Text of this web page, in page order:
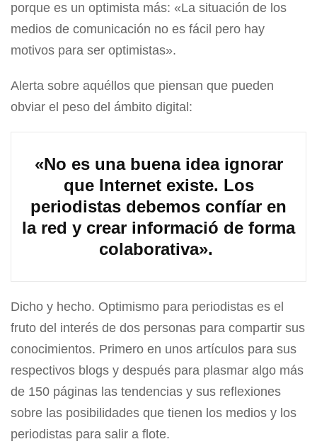
porque es un optimista más: «La situación de los
medios de comunicación no es fácil pero hay
motivos para ser optimistas».
Alerta sobre aquéllos que piensan que pueden
obviar el peso del ámbito digital:
«No es una buena idea ignorar
que Internet existe. Los
periodistas debemos confíar en
la red y crear informació de forma
colaborativa».
Dicho y hecho. Optimismo para periodistas es el
fruto del interés de dos personas para compartir sus
conocimientos. Primero en unos artículos para sus
respectivos blogs y después para plasmar algo más
de 150 páginas las tendencias y sus reflexiones
sobre las posibilidades que tienen los medios y los
periodistas para salir a flote.